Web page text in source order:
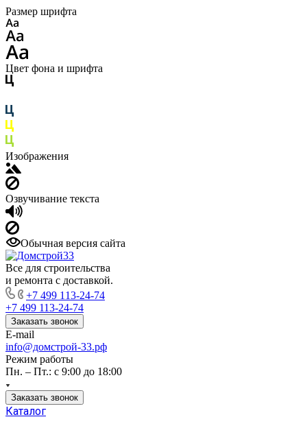
Размер шрифта
Цвет фона и шрифта
Изображения
Озвучивание текста
Обычная версия сайта
Все для строительства
и ремонта с доставкой.
+7 499 113-24-74
+7 499 113-24-74
Заказать звонок
E-mail
info@домстрой-33.рф
Режим работы
Пн. – Пт.: с 9:00 до 18:00
Заказать звонок
Каталог